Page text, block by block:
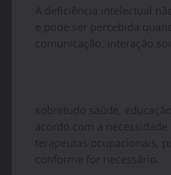
A deficiência intelectual
e pode ser percebida
comunicação, interação
sobretudo saúde,
acordo com a
terapeutas ocupacionais,
conforme for necessário.